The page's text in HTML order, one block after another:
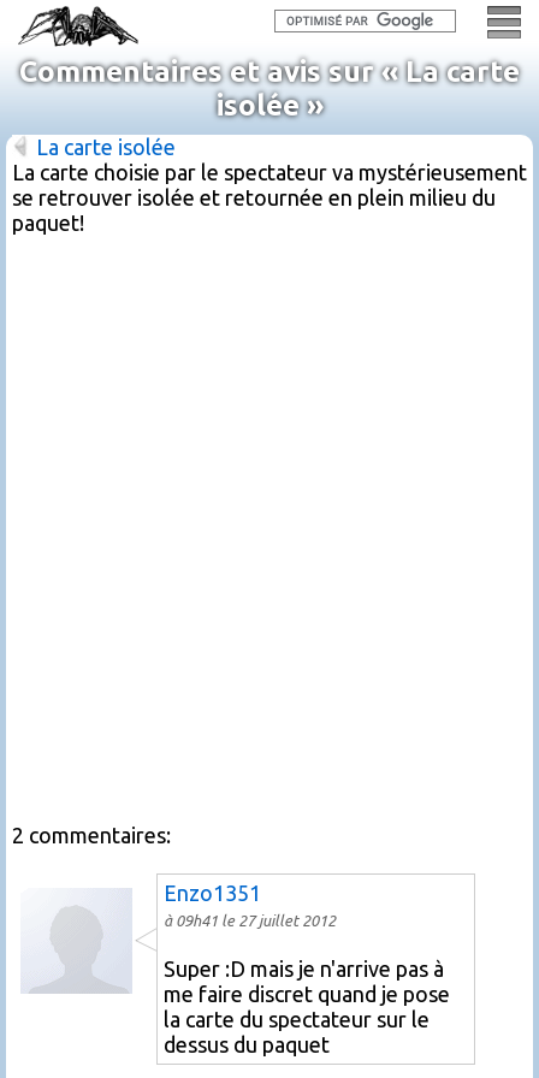
Commentaires et avis sur « La carte
isolée »
La carte isolée
La carte choisie par le spectateur va mystérieusement
se retrouver isolée et retournée en plein milieu du
paquet!
2 commentaires:
Enzo1351
à 09h41 le 27 juillet 2012
Super :D mais je n'arrive pas à
me faire discret quand je pose
la carte du spectateur sur le
dessus du paquet